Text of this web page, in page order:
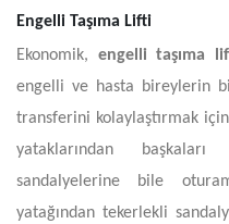
Engelli Taşıma Lifti
Ekonomik, engelli taşıma
engelli ve hasta bireylerin
transferini kolaylaştırmak
yataklarından
sandalyelerine bile
yatağından tekerlekli